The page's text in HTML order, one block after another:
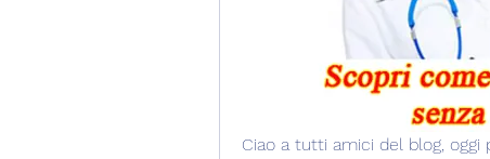
Ciao a tutti amici del blog,